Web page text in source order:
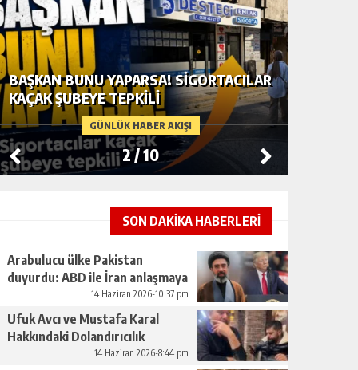
GÜNLÜK HABER AKIŞI
BAŞKAN BUNU YAPARSA! SIGORTACILAR
KAÇAK ŞUBEYE TEPKILI
2/10
SON DAKİKA HABERLERİ
Arabulucu ülke Pakistan
duyurdu: ABD ile İran anlaşmaya
14 Haziran 2026-10:37 pm
Ufuk Avcı ve Mustafa Karal
Hakkındaki Dolandırıcılık
İddiaları Büyüyor14 Haziran 2026-8:44 pm